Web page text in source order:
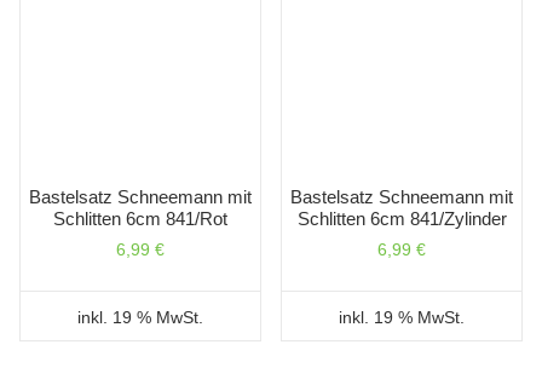
Bastelsatz Schneemann mit
Schlitten 6cm 841/Rot
6,99 €
inkl. 19 % MwSt.
Bastelsatz Schneemann mit
Schlitten 6cm 841/Zylinder
6,99€
inkl. 19 % MwSt.